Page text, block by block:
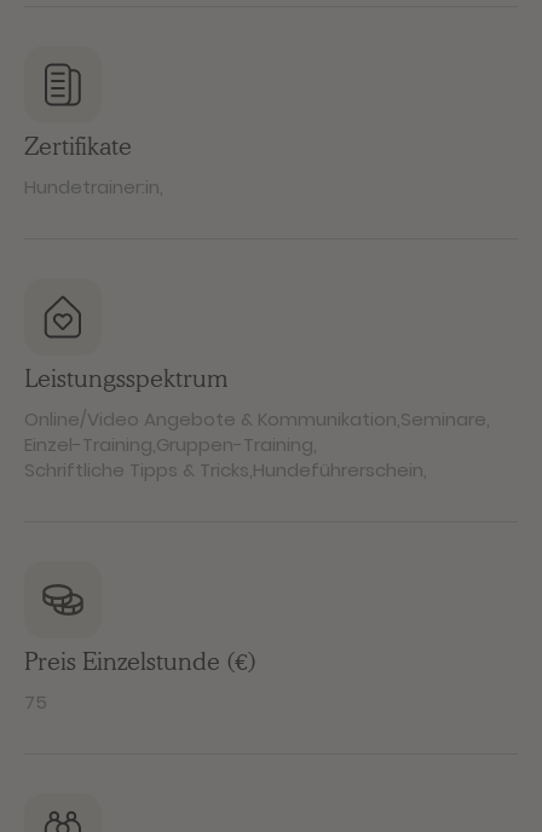
Zertifikate
Hundetrainer:in,
Leistungsspektrum
Online/Video Angebote & Kommunikation,Seminare,
Einzel-Training,Gruppen-Training,
Schriftliche Tipps & Tricks,Hundeführerschein,
Preis Einzelstunde (€)
75